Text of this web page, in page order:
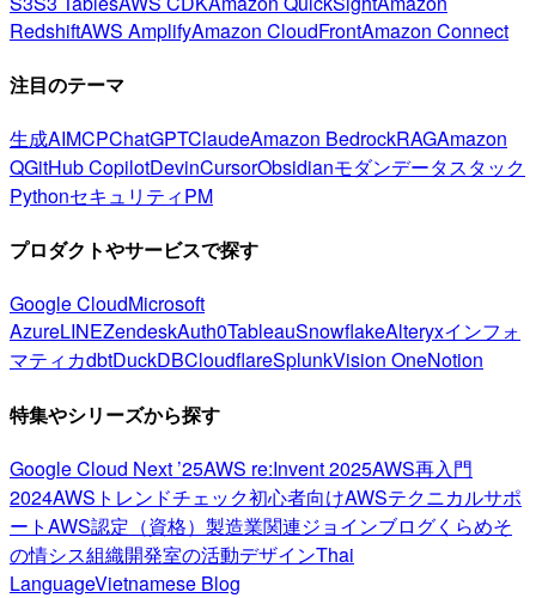
RedshiftAWS AmplifyAmazon CloudFrontAmazon Connect
注目のテーマ
生成AIMCPChatGPTClaudeAmazon BedrockRAGAmazon
QGitHub CopilotDevinCursorObsidianモダンデータスタック
PythonセキュリティPM
プロダクトやサービスで探す
Google CloudMicrosoft
AzureLINEZendeskAuth0TableauSnowflakeAlteryxインフォ
マティカdbtDuckDBCloudflareSplunkVision OneNotion
特集やシリーズから探す
Google Cloud Next ’25AWS re:Invent 2025AWS再入門
2024AWSトレンドチェック初心者向けAWSテクニカルサポ
ートAWS認定（資格） 製造業関連ジョインブログくらめそ
の情シス組織開発室の活動デザインThai
LanguageVietnamese Blog